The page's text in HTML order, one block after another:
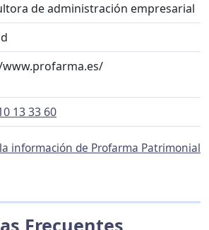
de administración empresarial
13 33 60
información de Profarma Patrimonial